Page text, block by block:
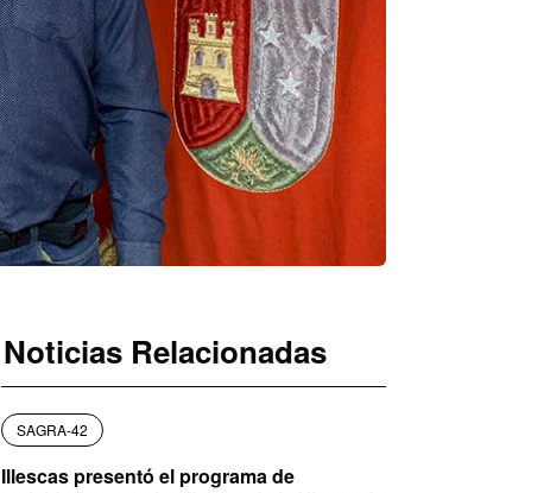
Noticias Relacionadas
SAGRA-42
Illescas presentó el programa de